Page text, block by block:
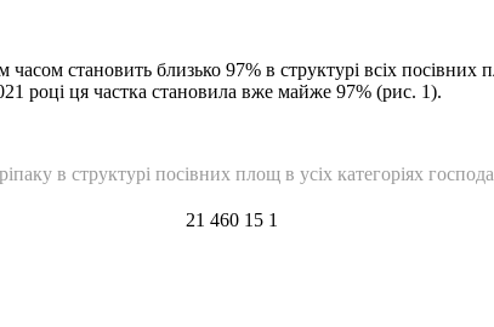
становить близько 97% в структурі всіх
році ця частка становила вже майже 97% (рис. 1).
в структурі посівних площ в усіх категоріях